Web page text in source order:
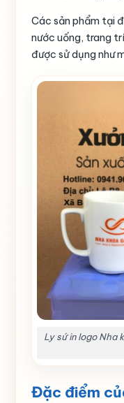
Các sản phẩm tại
nước uống, trang
được sử dụng như
Ly sứ in logo Nha
Đặc điểm